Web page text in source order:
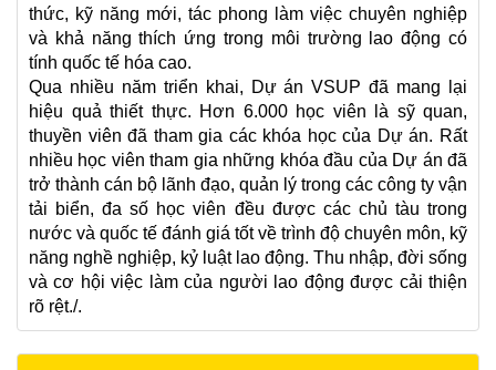
thức, kỹ năng mới, tác phong làm việc chuyên nghiệp
và khả năng thích ứng trong môi trường lao động có
tính quốc tế hóa cao.
Qua nhiều năm triển khai, Dự án VSUP đã mang lại
hiệu quả thiết thực. Hơn 6.000 học viên là sỹ quan,
thuyền viên đã tham gia các khóa học của Dự án. Rất
nhiều học viên tham gia những khóa đầu của Dự án đã
trở thành cán bộ lãnh đạo, quản lý trong các công ty vận
tải biển, đa số học viên đều được các chủ tàu trong
nước và quốc tế đánh giá tốt về trình độ chuyên môn, kỹ
năng nghề nghiệp, kỷ luật lao động. Thu nhập, đời sống
và cơ hội việc làm của người lao động được cải thiện
rõ rệt./.